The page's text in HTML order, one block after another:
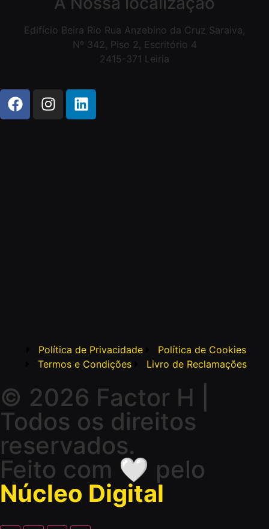
Edifício Beira Rio Rua Anzebino da Cruz Saraiva,
Nº 342, Piso 2, Escritório 4
2415-371 Leiria
Política de Privacidade
Política de Cookies
Termos e Condições
Livro de Reclamações
© 2026 Factor H |
Todos os direitos
reservados.
Feito com 🤍 pelo
Núcleo Digital